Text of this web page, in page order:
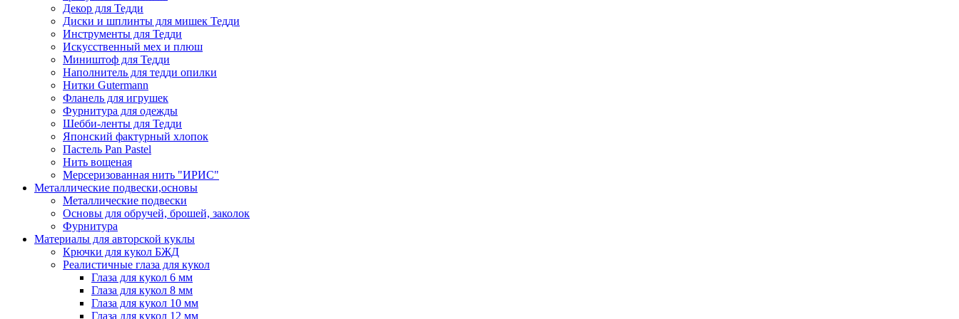
Декор для Тедди
Диски и шплинты для мишек Тедди
Инструменты для Тедди
Искусственный мех и плюш
Миништоф для Тедди
Наполнитель для тедди опилки
Нитки Gutermann
Фланель для игрушек
Фурнитура для одежды
Шебби-ленты для Тедди
Японский фактурный хлопок
Пастель Pan Pastel
Нить вощеная
Мерсеризованная нить "ИРИС"
Металлические подвески,основы
Металлические подвески
Основы для обручей, брошей, заколок
Фурнитура
Материалы для авторской куклы
Крючки для кукол БЖД
Реалистичные глаза для кукол
Глаза для кукол 6 мм
Глаза для кукол 8 мм
Глаза для кукол 10 мм
Глаза для кукол 12 мм